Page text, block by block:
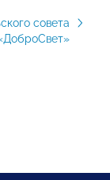
совета